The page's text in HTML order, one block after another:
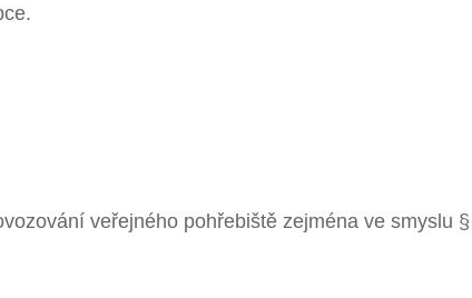
veřejného pohřebiště zejména ve smyslu §